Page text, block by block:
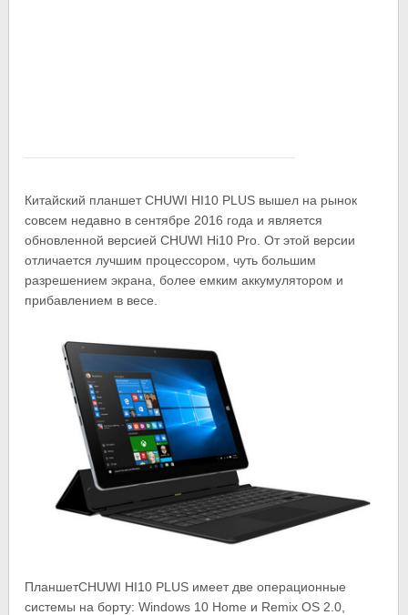
Китайский планшет CHUWI HI10 PLUS вышел на рынок
совсем недавно в сентябре 2016 года и является
обновленной версией CHUWI Hi10 Pro. От этой версии
отличается лучшим процессором, чуть большим
разрешением экрана, более емким аккумулятором и
прибавлением в весе.
ПланшетCHUWI HI10 PLUS имеет две операционные
системы на борту: Windows 10 Home и Remix OS 2.0,